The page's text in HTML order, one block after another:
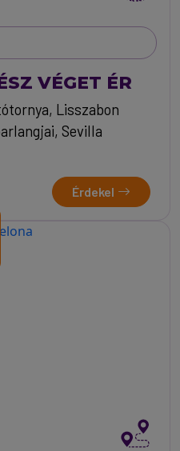
VÉGET ÉR
Lisszabon
Sevilla
Érdekel